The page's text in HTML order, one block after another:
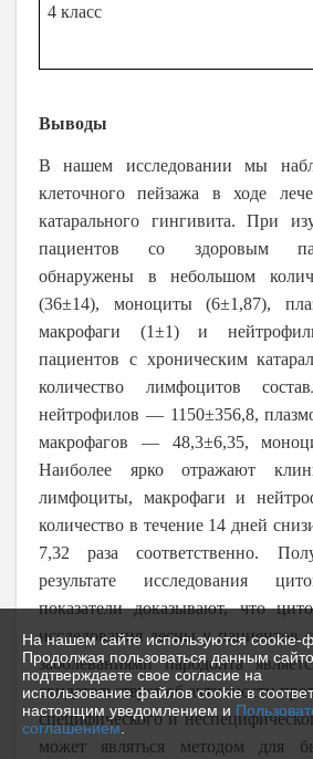
На нашем сайте используются cookie-
Продолжая пользоваться данным
подтверждаете свое согласие на
использование файлов cookie в
настоящим уведомлением и
соглашением.
4 класс
Выводы
В нашем исследовании мы
клеточного пейзажа в ходе
катарального гингивита. При
пациентов со здоровым
обнаружены в небольшом
(36±14), моноциты (6±1,87),
макрофаги (1±1) и
пациентов с хроническим
количество лимфоцитов
нейтрофилов — 1150±356,8,
макрофагов — 48,3±6,35,
Наиболее ярко отражают
лимфоциты, макрофаги и
количество в течение 14 дней
7,32 раза соответственно.
результате исследования
показатели доказывают, что
исследования десны у пациентов
заболеваниями пародонта
свидетельствует об активности
специфического и
может являться методом для